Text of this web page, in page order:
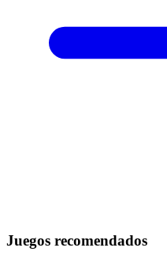
Juegos recomendados